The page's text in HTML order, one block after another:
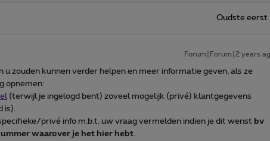
Oudste eerst
Forum|Forum|2 years
u zouden kunnen verder helpen en meer informatie geven, als ze
opnemen:
(terwijl je ingelogd bent) zoveel mogelijk (privé) klantgegevens
is).
privé info m.b.t. uw vraag vermelden indien je dit wenst bv
waarover je het hier hebt